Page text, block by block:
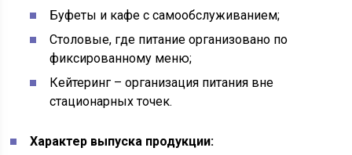
Буфеты и кафе с самообслуживанием;
Столовые, где питание организовано по
фиксированному меню;
Кейтеринг – организация питания вне
стационарных точек.
Характер выпуска продукции: